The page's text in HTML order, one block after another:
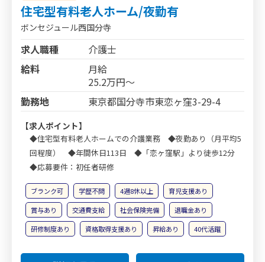
住宅型有料老人ホーム/夜勤有
ボンセジュール西国分寺
求人職種
介護士
給料
月給
25.2万円～
勤務地
東京都国分寺市東恋ヶ窪3-29-4
【求人ポイント】
◆住宅型有料老人ホームでの介護業務 ◆夜勤あり（月平均5
回程度） ◆年間休日113日 ◆「恋ヶ窪駅」より徒歩12分
◆応募要件：初任者研修
ブランク可 学歴不問 4週8休以上
育児支援あり
賞与あり
交通費支給 社会保険完備
退職金あり
研修制度あり
資格取得支援あり 昇給あり 40代活躍